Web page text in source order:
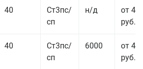
40
Ст3пс/
сп
н/д
от 47
руб.
40
Ст3пс/
сп
6000
от 43
руб.